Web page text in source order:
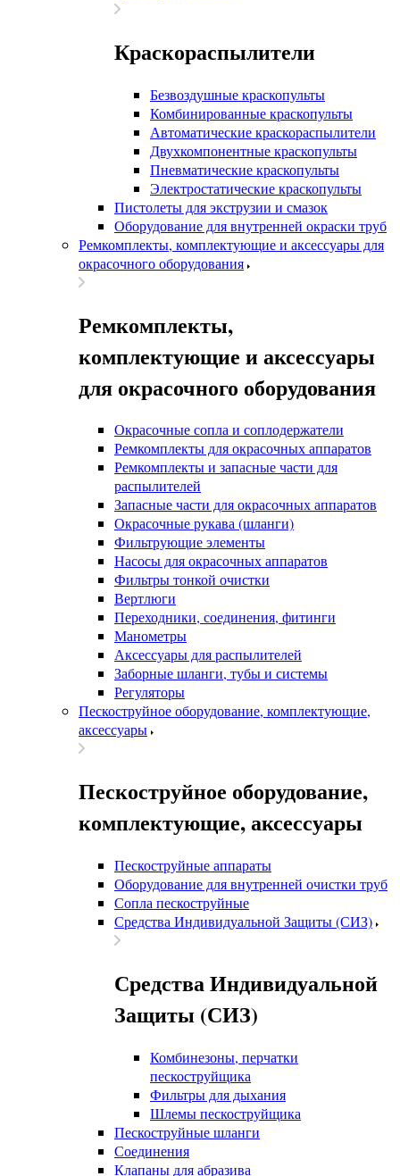
Краскораспылители
Безвоздушные краскопульты
Комбинированные краскопульты
Автоматические краскораспылители
Двухкомпонентные краскопульты
Пневматические краскопульты
Электростатические краскопульты
Пистолеты для экструзии и смазок
Оборудование для внутренней окраски труб
Ремкомплекты, комплектующие и аксессуары для
окрасочного оборудования
Ремкомплекты,
комплектующие и аксессуары
для окрасочного оборудования
Окрасочные сопла и соплодержатели
Ремкомплекты для окрасочных аппаратов
Ремкомплекты и запасные части для
распылителей
Запасные части для окрасочных аппаратов
Окрасочные рукава (шланги)
Фильтрующие элементы
Насосы для окрасочных аппаратов
Фильтры тонкой очистки
Вертлюги
Переходники, соединения, фитинги
Манометры
Аксессуары для распылителей
Заборные шланги, тубы и системы
Регуляторы
Пескоструйное оборудование, комплектующие,
аксессуары
Пескоструйное оборудование,
комплектующие, аксессуары
Пескоструйные аппараты
Оборудование для внутренней очистки труб
Сопла пескоструйные
Средства Индивидуальной Защиты (СИЗ)
Средства Индивидуальной
Защиты (СИЗ)
Комбинезоны, перчатки
пескоструйщика
Фильтры для дыхания
Шлемы пескоструйщика
Пескоструйные шланги
Соединения
Клапаны для абразива